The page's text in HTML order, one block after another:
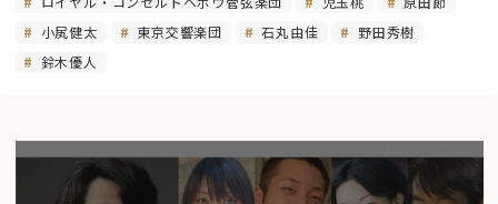
小㞍健太
東京交響楽団 石丸由佳
野田秀樹
鈴木優人